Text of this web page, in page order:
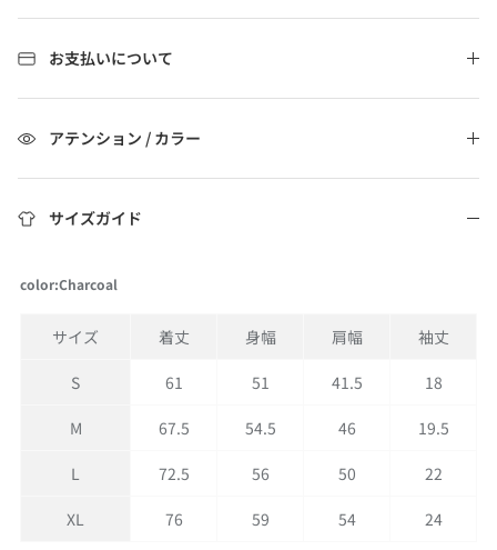
お支払いについて
アテンション / カラー
サイズガイド
color:Charcoal
サイズ 着丈 身幅 肩幅 袖丈
S 61 51 41.5 18
M 67.5 54.5 46 19.5
L 72.5 56 50 22
XL 76 59 54 24